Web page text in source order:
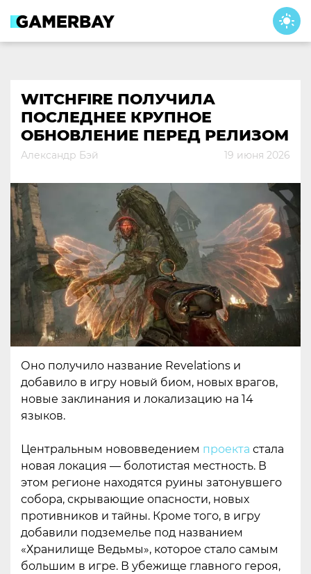
content
WITCHFIRE ПОЛУЧИЛА
ПОСЛЕДНЕЕ КРУПНОЕ
ОБНОВЛЕНИЕ ПЕРЕД РЕЛИЗОМ
Александр Бэй 19 июня 2026
Оно получило название Revelations и
добавило в игру новый биом, новых врагов,
новые заклинания и локализацию на 14
языков.
Центральным нововведением проекта стала
новая локация — болотистая местность. В
этом регионе находятся руины затонувшего
собора, скрывающие опасности, новых
противников и тайны. Кроме того, в игру
добавили подземелье под названием
«Хранилище Ведьмы», которое стало самым
большим в игре. В убежище главного героя,